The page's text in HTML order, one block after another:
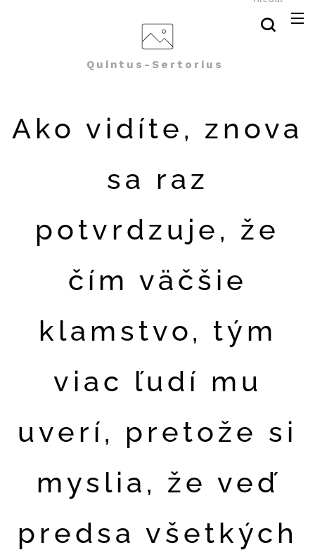
Quintus-Sertorius
Ako vidíte, znova
sa raz
potvrdzuje, že
čím väčšie
klamstvo, tým
viac ľudí mu
uverí, pretože si
myslia, že veď
predsa všetkých